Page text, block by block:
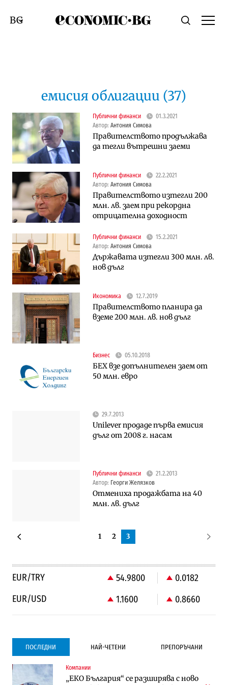
Economic.bgТърсене
Смяна на език
емисия облигации (37)
Публични финанси
01.3.2021
Автор: Антония Симова
Правителството продължава
да тегли вътрешни заеми
Публични финанси
22.2.2021
Автор: Антония Симова
Правителството изтегли 200
млн. лв. заем при рекордна
отрицателна доходност
Публични финанси
15.2.2021
Автор: Антония Симова
Държавата изтегли 300 млн. лв.
нов дълг
Икономика 12.7.2019
Правителството планира да
вземе 200 млн. лв. нов дълг
Бизнес 05.10.2018
БЕХ взе допълнителен заем от
50 млн. евро
29.7.2013
Unilever продаде първа емисия
дълг от 2008 г. насам
Публични финанси
21.2.2013
Автор: Георги Желязков
Отмениха продажбата на 40
млн. лв. дълг
1 2 3
EUR/TRY 54.9800
0.0182
EUR/USD
1.1600 0.8660
ПОСЛЕДНИ НАЙ-ЧЕТЕНИ ПРЕПОРЪЧАНИ
Компании
„ЕКО България“ се разширява с ново
Пазари
Майкъл Бъри очаква срив на пазара,
Компании
Интервю | Истинската иновация идва